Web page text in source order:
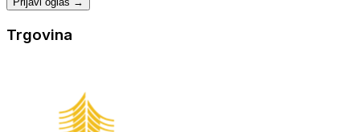
Trgovina